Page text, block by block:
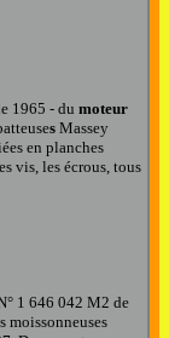
1965 - du moteur
s Massey
en planches
vis, les écrous, tous
1 646 042 M2 de
moissonneuses